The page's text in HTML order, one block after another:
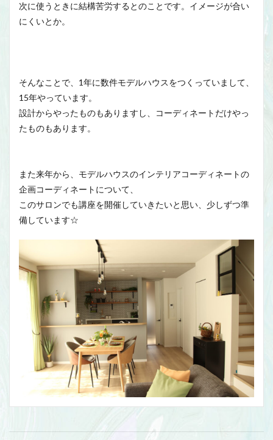
次に使うときに結構苦労するとのことです。イメージが合い
にくいとか。
そんなことで、1年に数件モデルハウスをつくっていまして、
15年やっています。
設計からやったものもありますし、コーディネートだけやっ
たものもあります。
また来年から、モデルハウスのインテリアコーディネートの
企画コーディネートについて、
このサロンでも講座を開催していきたいと思い、少しずつ準
備しています☆